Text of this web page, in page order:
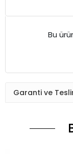
Bu
Garanti ve